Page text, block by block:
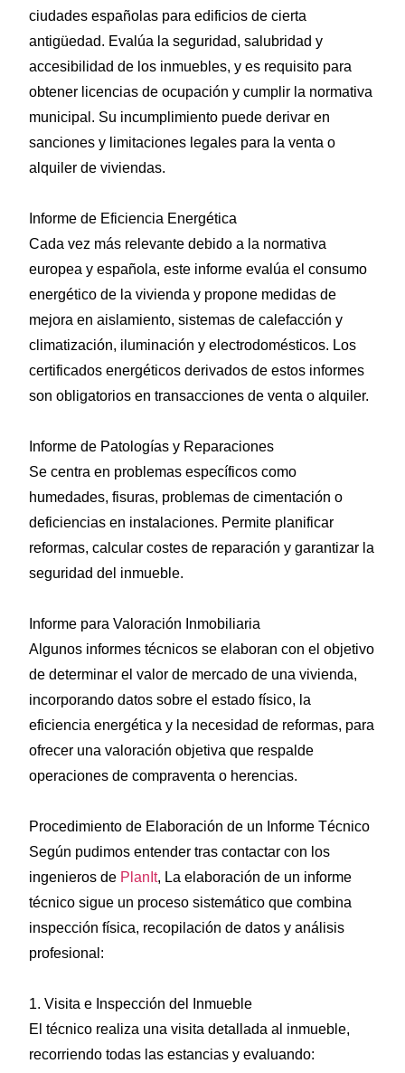
ciudades españolas para edificios de cierta
antigüedad. Evalúa la seguridad, salubridad y
accesibilidad de los inmuebles, y es requisito para
obtener licencias de ocupación y cumplir la normativa
municipal. Su incumplimiento puede derivar en
sanciones y limitaciones legales para la venta o
alquiler de viviendas.
Informe de Eficiencia Energética
Cada vez más relevante debido a la normativa
europea y española, este informe evalúa el consumo
energético de la vivienda y propone medidas de
mejora en aislamiento, sistemas de calefacción y
climatización, iluminación y electrodomésticos. Los
certificados energéticos derivados de estos informes
son obligatorios en transacciones de venta o alquiler.
Informe de Patologías y Reparaciones
Se centra en problemas específicos como
humedades, fisuras, problemas de cimentación o
deficiencias en instalaciones. Permite planificar
reformas, calcular costes de reparación y garantizar la
seguridad del inmueble.
Informe para Valoración Inmobiliaria
Algunos informes técnicos se elaboran con el objetivo
de determinar el valor de mercado de una vivienda,
incorporando datos sobre el estado físico, la
eficiencia energética y la necesidad de reformas, para
ofrecer una valoración objetiva que respalde
operaciones de compraventa o herencias.
Procedimiento de Elaboración de un Informe Técnico
Según pudimos entender tras contactar con los
ingenieros de PlanIt, La elaboración de un informe
técnico sigue un proceso sistemático que combina
inspección física, recopilación de datos y análisis
profesional:
1. Visita e Inspección del Inmueble
El técnico realiza una visita detallada al inmueble,
recorriendo todas las estancias y evaluando: